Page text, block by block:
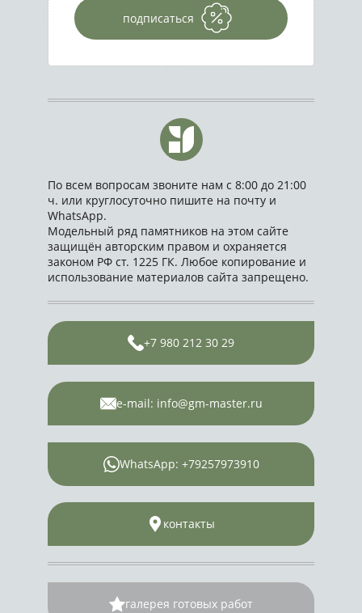
подписаться
По всем вопросам звоните нам с 8:00 до 21:00
ч. или круглосуточно пишите на почту и
WhatsApp.
Модельный ряд памятников на этом сайте
защищён авторским правом и охраняется
законом РФ ст. 1225 ГК. Любое копирование и
использование материалов сайта запрещено.
+7 980 212 30 29
e-mail: info@gm-master.ru
WhatsApp: +79257973910
контакты
галерея готовых работ